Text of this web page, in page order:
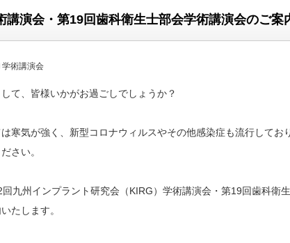
講演会・第19回歯科衛生士部会学術講演会のご案
学術講演会
て、皆様いかがお過ごしでしょうか？
寒気が強く、新型コロナウィルスやその他感染症も流行してお
さい。
九州インプラント研究会（KIRG）学術講演会・第19回歯科衛
たします。